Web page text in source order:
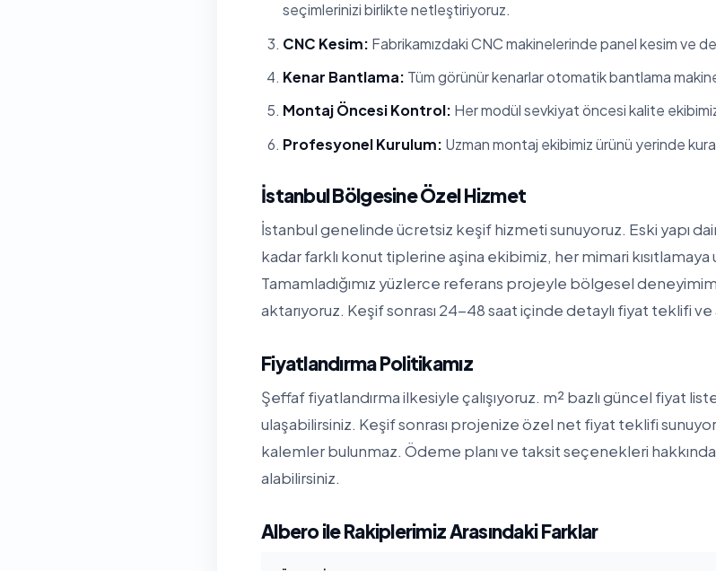
seçimlerinizi birlikte netleştiriyoruz.
CNC Kesim: Fabrikamızdaki CNC makinelerinde panel kesim ve
Kenar Bantlama: Tüm görünür kenarlar otomatik bantlama
Montaj Öncesi Kontrol: Her modül sevkiyat öncesi kalite
Profesyonel Kurulum: Uzman montaj ekibimiz ürünü yerinde
İstanbul Bölgesine Özel Hizmet
İstanbul genelinde ücretsiz keşif hizmeti sunuyoruz. Eski yapı
kadar farklı konut tiplerine aşina ekibimiz, her mimari
Tamamladığımız yüzlerce referans projeyle bölgesel
aktarıyoruz. Keşif sonrası 24-48 saat içinde detaylı fiyat teklifi
Fiyatlandırma Politikamız
Şeffaf fiyatlandırma ilkesiyle çalışıyoruz. m² bazlı güncel fiyat
ulaşabilirsiniz. Keşif sonrası projenize özel net fiyat teklifi
kalemler bulunmaz. Ödeme planı ve taksit seçenekleri hakkında
alabilirsiniz.
Albero ile Rakiplerimiz Arasındaki Farklar